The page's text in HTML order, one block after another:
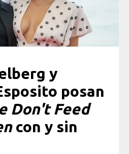
y
posan
Don't Feed
con y sin